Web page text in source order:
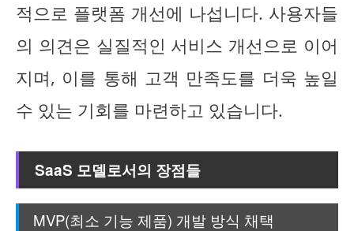
적으로 플랫폼 개선에 나섭니다. 사용자들
의 의견은 실질적인 서비스 개선으로 이어
지며, 이를 통해 고객 만족도를 더욱 높일
수 있는 기회를 마련하고 있습니다.
SaaS 모델로서의 장점들
MVP(최소 기능 제품) 개발 방식 채택